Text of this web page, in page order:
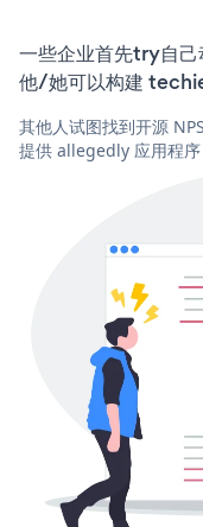
一些企业首先try自
他/她可以构建
其他人试图找到开源
提供 allegedly 应用程